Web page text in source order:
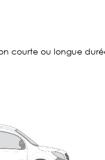
courte ou longue